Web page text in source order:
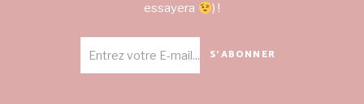
essayera
) !
S'ABONNER